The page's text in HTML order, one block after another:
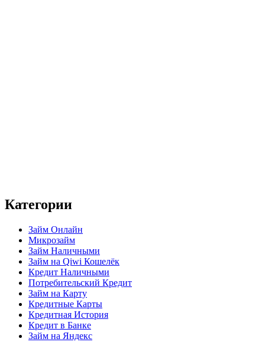
Категории
Займ Онлайн
Микрозайм
Займ Наличными
Займ на Qiwi Кошелёк
Кредит Наличными
Потребительский Кредит
Займ на Карту
Кредитные Карты
Кредитная История
Кредит в Банке
Займ на Яндекс